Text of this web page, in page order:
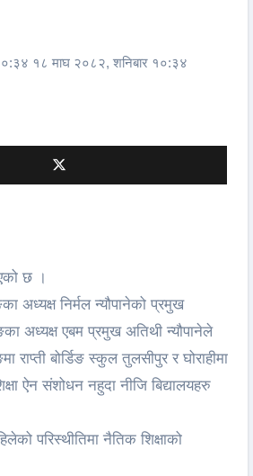
१८ माघ २०८२, शनिबार १०:३४
छ ।
अध्यक्ष निर्मल न्यौपानेको प्रमुख
अध्यक्ष एबम प्रमुख अतिथी न्यौपानेले
बोर्डिङ स्कुल तुलसीपुर र घोराहीमा
ऐन संशोधन नहुदा नीजि बिद्यालयहरु
परिस्थीतिमा नैतिक शिक्षाको